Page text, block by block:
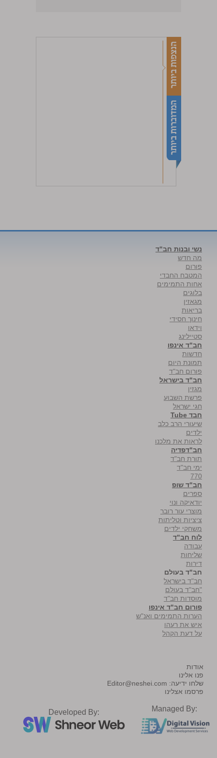
נשי ובנות חב"ד
מה חדש
פורום
המטבח החבדי
אחות התמימים
בלוגים
מגאזין
בריאות
חינוך חסידי
וידאו
סטיילינג
חב"ד אינפו
חדשות
תמונת היום
פורום חב"ד
חב"ד בישראל
מגזין
פרשת השבוע
חגי ישראל
חבד Tube
שיעורי הרב כלב
ילדים
לראות את מלכנו
חב"דפדיה
תורת חב"ד
ימי חב"ד
770
חב"ד שופ
ספרים
יודאיקה ונוי
מוצרי עור רובר
ציציות וטליתות
משחקי ילדים
לוח חב"ד
עבודה
שליחות
דירות
חב"ד בעולם
חב"ד בישראל
"חב"ד בעולם
מוסדות חב"ד
פורום חב"ד אינפו
הערות התמימים ואנ"ש
איש את רעהו
על דעת הקהל
אודות
פנו אלינו
שלחו ידיעה: Editor@neshei.com
פרסמו אצלינו
Developed By: Managed By: